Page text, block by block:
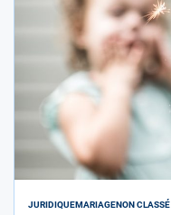
JURIDIQUEMARIAGENON CLASSÉ